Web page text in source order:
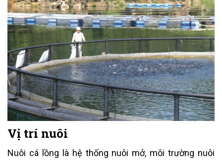
Vị trí nuôi
Nuôi cá lồng là hệ thống nuôi mở, môi trường nuôi